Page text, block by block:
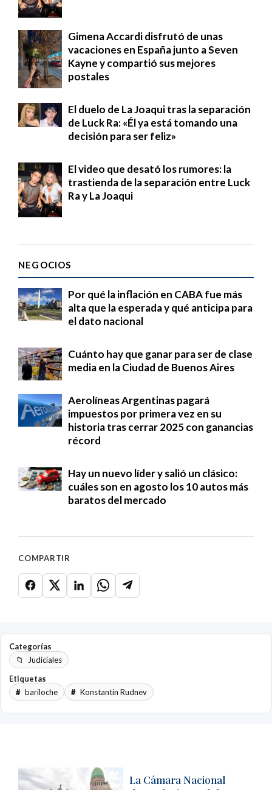
Gimena Accardi disfrutó de unas
vacaciones en España junto a Seven
Kayne y compartió sus mejores
postales
El duelo de La Joaqui tras la separación
de Luck Ra: «Él ya está tomando una
decisión para ser feliz»
El video que desató los rumores: la
trastienda de la separación entre Luck
Ra y La Joaqui
NEGOCIOS
Por qué la inflación en CABA fue más
alta que la esperada y qué anticipa para
el dato nacional
Cuánto hay que ganar para ser de clase
media en la Ciudad de Buenos Aires
Aerolíneas Argentinas pagará
impuestos por primera vez en su
historia tras cerrar 2025 con ganancias
récord
Hay un nuevo líder y salió un clásico:
cuáles son en agosto los 10 autos más
baratos del mercado
COMPARTIR
Categorías
Judiciales
Etiquetas
bariloche
Konstantin Rudnev
La Cámara Nacional